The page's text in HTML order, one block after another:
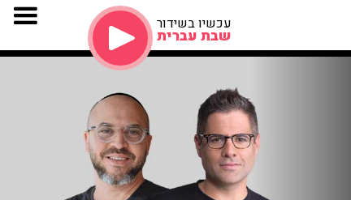
עכשיו בשידור
שבת עברית